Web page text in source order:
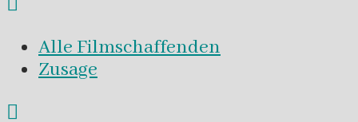
Alle Filmschaffenden
Zusage